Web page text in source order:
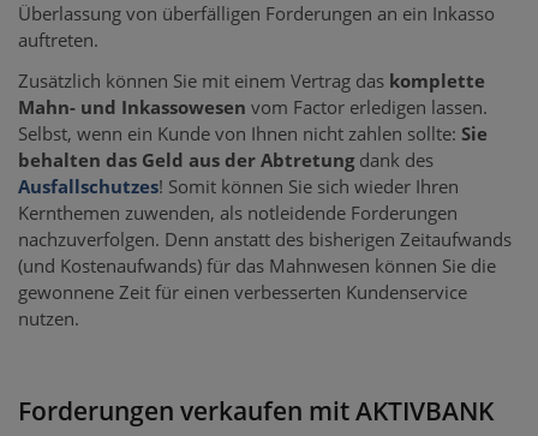
Überlassung von überfälligen Forderungen an ein Inkasso
auftreten.
Zusätzlich können Sie mit einem Vertrag das komplette
Mahn- und Inkassowesen vom Factor erledigen lassen.
Selbst, wenn ein Kunde von Ihnen nicht zahlen sollte: Sie
behalten das Geld aus der Abtretungdank des
Ausfallschutzes! Somit können Sie sich wieder Ihren
Kernthemen zuwenden, als notleidende Forderungen
nachzuverfolgen. Denn anstatt des bisherigen Zeitaufwands
(und Kostenaufwands) für das Mahnwesen können Sie die
gewonnene Zeit für einen verbesserten Kundenservice
nutzen.
Forderungen verkaufen mit AKTIVBANK